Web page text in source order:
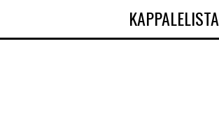
KAPPALELISTA